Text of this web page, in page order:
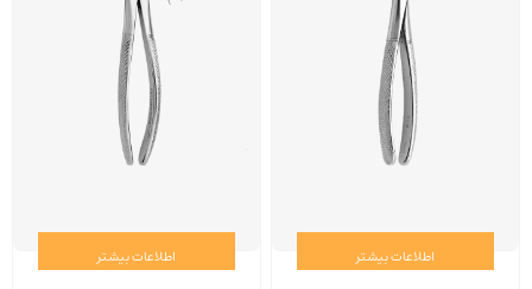
اطلاعات بیشتر اطلاعات بیشتر